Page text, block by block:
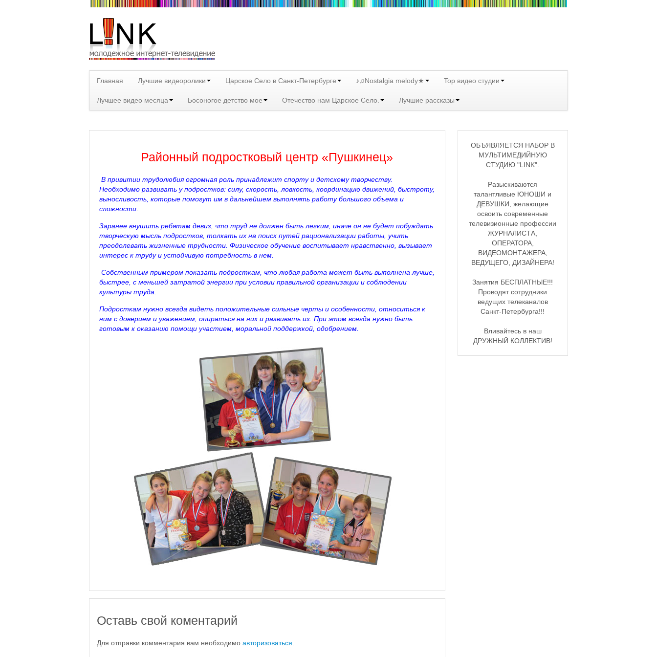
Главная Лучшие видеоролики Царское Село в Санкт-Петербурге ♪♫Nostalgia melody★ Top видео студии
Лучшее видео месяца Босоногое детство мое Отечество нам Царское Село. Лучшие рассказы
Районный подростковый центр «Пушкинец»
В привитии трудолюбия огромная роль принадлежит спорту и детскому творчеству.
Необходимо развивать у подростков: силу, скорость, ловкость, координацию движений, быстроту,
выносливость, которые помогут им в дальнейшем выполнять работу большого объема и
сложности
Заранее внушить ребятам девиз, что труд не должен быть легким, иначе он не будет побуждать
творческую мысль подростков, толкать их на поиск путей рационализации работы, учить
преодолевать жизненные трудности. Физическое обучение воспитывает нравственно, вызывает
интерес к труду и устойчивую потребность в нем.
Собственным примером показать подросткам, что любая работа может быть выполнена лучше,
быстрее, с меньшей затратой энергии при условии правильной организации и соблюдении
культуры труда.
Подросткам нужно всегда видеть положительные сильные черты и особенности, относиться к
ним с доверием и уважением, опираться на них и развивать их. При этом всегда нужно быть
готовым к оказанию помощи участием, моральной поддержкой, одобрением.
Оставь свой коментарий
Для отправки комментария вам необходимо авторизоваться
ОБЪЯВЛЯЕТСЯ НАБОР В
МУЛЬТИМЕДИЙНУЮ
СТУДИЮ "LINK".
Разыскиваются
талантливые ЮНОШИ и
ДЕВУШКИ, желающие
освоить современные
телевизионные профессии
ЖУРНАЛИСТА,
ОПЕРАТОРА,
ВИДЕОМОНТАЖЕРА,
ВЕДУЩЕГО, ДИЗАЙНЕРА!
Занятия БЕСПЛАТНЫЕ!!!
Проводят сотрудники
ведущих телеканалов
Санкт-Петербурга!!!
Вливайтесь в наш
ДРУЖНЫЙ КОЛЛЕКТИВ!